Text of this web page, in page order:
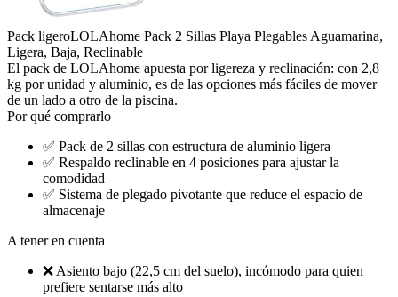
Pack ligeroLOLAhome Pack 2 Sillas Playa Plegables Aguamarina,
Ligera, Baja, Reclinable
El pack de LOLAhome apuesta por ligereza y reclinación: con 2,8
kg por unidad y aluminio, es de las opciones más fáciles de mover
de un lado a otro de la piscina.
Por qué comprarlo
✅ Pack de 2 sillas con estructura de aluminio ligera
✅ Respaldo reclinable en 4 posiciones para ajustar la
comodidad
✅ Sistema de plegado pivotante que reduce el espacio de
almacenaje
A tener en cuenta
❌ Asiento bajo (22,5 cm del suelo), incómodo para quien
prefiere sentarse más alto